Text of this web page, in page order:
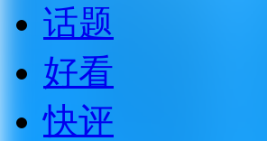
话题
好看
快评